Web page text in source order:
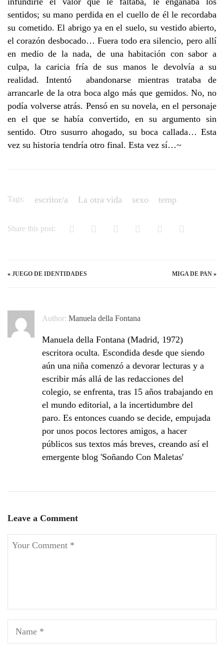
sentidos; su mano perdida en el cuello de él le recordaba
su cometido. El abrigo ya en el suelo, su vestido abierto,
el corazón desbocado… Fuera todo era silencio, pero allí
en medio de la nada, de una habitación con sabor a
culpa, la caricia fría de sus manos le devolvía a su
realidad. Intentó abandonarse mientras trataba de
arrancarle de la otra boca algo más que gemidos. No, no
podía volverse atrás. Pensó en su novela, en el personaje
en el que se había convertido, en su argumento sin
sentido. Otro susurro ahogado, su boca callada… Esta
vez su historia tendría otro final. Esta vez sí…~
Tags: escritor/a La otra vida sexo temp
Share this post:
« JUEGO DE IDENTIDADES MIGA DE PAN »
Author:Manuela della Fontana
Manuela della Fontana (Madrid, 1972)
escritora oculta. Escondida desde que siendo
aún una niña comenzó a devorar lecturas y a
escribir más allá de las redacciones del
colegio, se enfrenta, tras 15 años trabajando en
el mundo editorial, a la incertidumbre del
paro. Es entonces cuando se decide, empujada
por unos pocos lectores amigos, a hacer
públicos sus textos más breves, creando así el
emergente blog 'Soñando Con Maletas'
Leave a Comment